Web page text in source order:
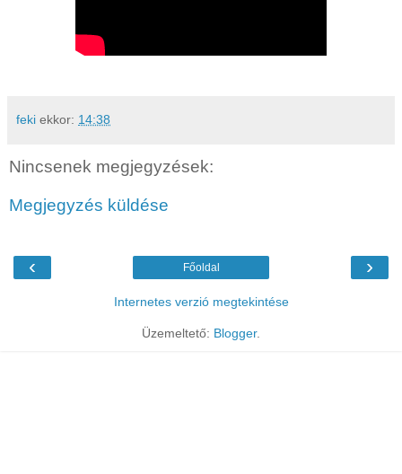
feki ekkor: 14:38
Nincsenek megjegyzések:
Megjegyzés küldése
‹ ›
Főoldal
Internetes verzió megtekintése
Üzemeltető: Blogger.